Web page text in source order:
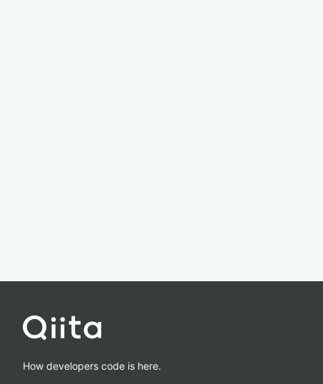
How developers code is here.